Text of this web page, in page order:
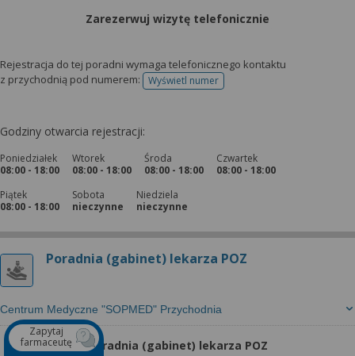
Zarezerwuj wizytę telefonicznie
Rejestracja do tej poradni wymaga telefonicznego kontaktu
z przychodnią pod numerem:
Wyświetl numertelefonu do rejestracji
Godziny otwarcia rejestracji:
Poniedziałek
08:00 - 18:00
Wtorek
08:00 - 18:00
Środa
08:00 - 18:00
Czwartek
08:00 - 18:00
Piątek
08:00 - 18:00
Sobota
nieczynne
Niedziela
nieczynne
Poradnia (gabinet) lekarza POZ
Centrum Medyczne "SOPMED" Przychodnia
Poradnia (gabinet) lekarza POZ
Zapytaj
farmaceutę